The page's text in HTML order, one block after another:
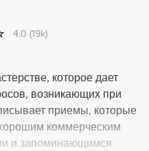
невероятную силу.
4.0 (19k)
которое дает
возникающих при
приемы, которые
коммерческим
и запоминающимся